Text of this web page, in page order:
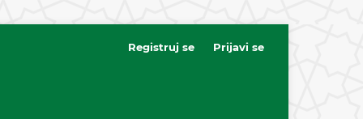
Registruj se Prijavi se